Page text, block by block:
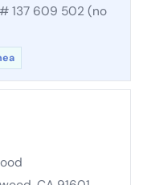
137 609 502 (no